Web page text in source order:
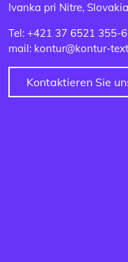
Ivanka pri Nitre, Slovakia
Tel: +421 37 6521 355-6
mail: kontur@kontur-
Kontaktieren Sie